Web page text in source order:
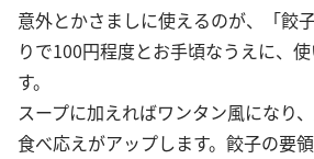
意外とかさましに使えるのが、「餃
りで100円程度とお手頃なうえに、
す。
スープに加えればワンタン風になり
食べ応えがアップします。餃子の要